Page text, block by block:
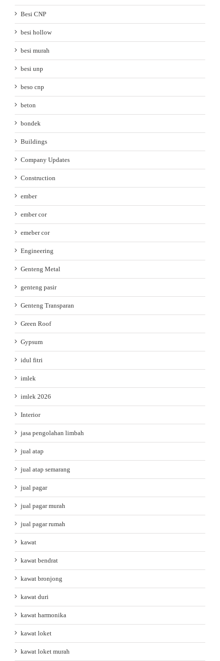
Besi CNP
besi hollow
besi murah
besi unp
beso cnp
beton
bondek
Buildings
Company Updates
Construction
ember
ember cor
emeber cor
Engineering
Genteng Metal
genteng pasir
Genteng Transparan
Green Roof
Gypsum
idul fitri
imlek
imlek 2026
Interior
jasa pengolahan limbah
jual atap
jual atap semarang
jual pagar
jual pagar murah
jual pagar rumah
kawat
kawat bendrat
kawat bronjong
kawat duri
kawat harmonika
kawat loket
kawat loket murah